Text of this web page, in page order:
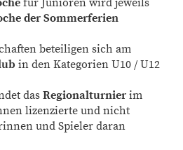
für Junioren wird jeweils
der Sommerferien
beteiligen sich am
in den Kategorien U10 / U12
das Regionalturnier im
lizenzierte und nicht
und Spieler daran